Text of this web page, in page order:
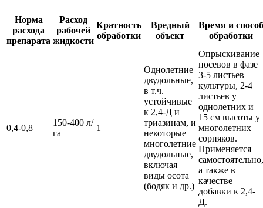
Норма
расхода
препарата
Расход
рабочей
жидкости
Кратность
обработки
Вредный
объект
Время и способ
обработки
0,4-0,8
150-400 л/
га
1
Однолетние
двудольные,
в т.ч.
устойчивые
к 2,4-Д и
триазинам, и
некоторые
многолетние
двудольные,
включая
виды осота
(бодяк и др.)
Опрыскивание
посевов в фазе
3-5 листьев
культуры, 2-4
листьев у
однолетних и
15 см высоты у
многолетних
сорняков.
Применяется
самостоятельно,
а также в
качестве
добавки к 2,4-
Д.